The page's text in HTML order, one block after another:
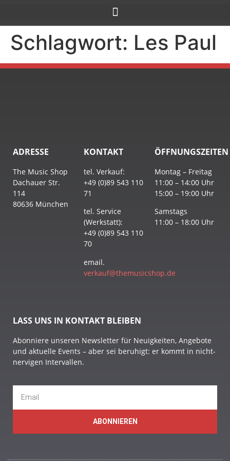
Schlagwort: Les Paul
ADRESSE
The Music Shop
Dachauer Str.
114
80636 München
KONTAKT
tel. Verkauf:
+49 (0)89 543 110
71
tel. Service
(Werkstatt):
+49 (0)89 543 110
70
email.
verkauf@themusicshop.de
ÖFFNUNGSZEITEN
Montag – Freitag
11:00 – 14:00 Uhr
15:00 – 19:00 Uhr
Samstags
11:00 – 18:00 Uhr
LASS UNS IN KONTAKT BLEIBEN
Abonniere unseren Newsletter für Neuigkeiten, Angebote
und aktuelle Events – aber sei beruhigt: er kommt in nicht-
nervigen Intervallen.
ABONNIEREN